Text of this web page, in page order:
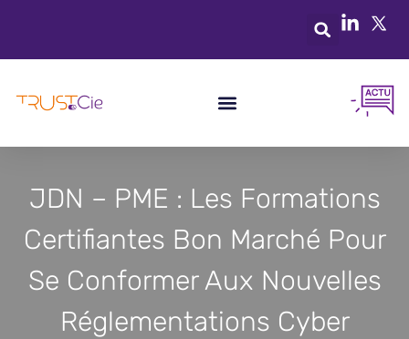
JDN – PME : Les Formations
Certifiantes Bon Marché Pour
Se Conformer Aux Nouvelles
Réglementations Cyber